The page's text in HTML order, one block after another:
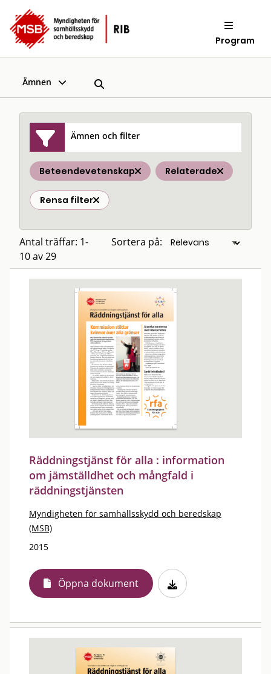
Program
Ämnen
Ämnen och filter
Beteendevetenskap Relaterade
Rensa filter
Antal träffar: 1-
10 av 29
Sortera på:
Räddningstjänst för alla : information
om jämställdhet och mångfald i
räddningstjänsten
Myndigheten för samhällsskydd och beredskap
(MSB)
2015
Öppna dokument